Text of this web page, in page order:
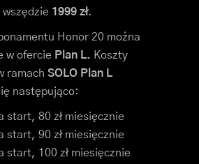
wszędzie 1999 zł.
Honor 20 można
w ofercie Plan L. Koszty
ramach SOLO Plan L
następująco:
start, 80 zł miesięcznie
start, 90 zł miesięcznie
start, 100 zł miesięcznie